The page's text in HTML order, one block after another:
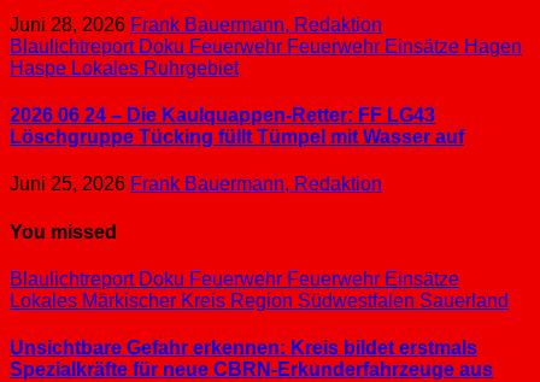
Juni 28, 2026 Frank Bauermann, Redaktion
Blaulichtreport Doku Feuerwehr Feuerwehr Einsätze Hagen
Haspe Lokales Ruhrgebiet
2026 06 24 – Die Kaulquappen-Retter: FF LG43
Löschgruppe Tücking füllt Tümpel mit Wasser auf
Juni 25, 2026 Frank Bauermann, Redaktion
You missed
Blaulichtreport Doku Feuerwehr Feuerwehr Einsätze
Lokales Märkischer Kreis Region Südwestfalen Sauerland
Unsichtbare Gefahr erkennen: Kreis bildet erstmals
Spezialkräfte für neue CBRN-Erkunderfahrzeuge aus